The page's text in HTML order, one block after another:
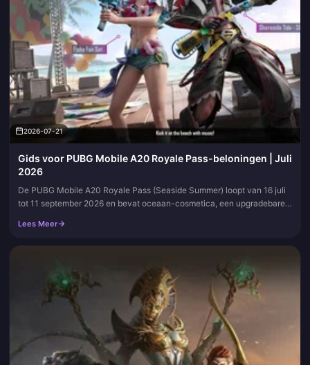
2026-07-21
Gids voor PUBG Mobile A20 Royale Pass-beloningen | Juli
2026
De PUBG Mobile A20 Royale Pass (Seaside Summer) loopt van 16 juli
tot 11 september 2026 en bevat oceaan-cosmetica, een upgradebare
Voeg deze pagina toe aan je bladwijzers. We verversen de
Lees Meer